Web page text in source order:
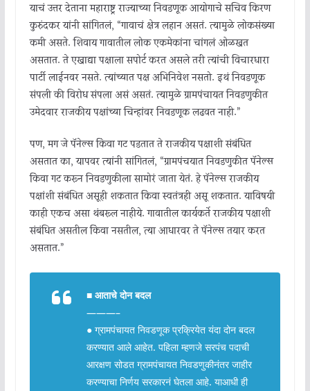
याचं उत्तर देताना महाराष्ट्र राज्याच्या निवडणूक आयोगाचे सचिव किरण
कुरुंदकर यांनी सांगितलं, “गावाचं क्षेत्र लहान असतं. त्यामुळे लोकसंख्या
कमी असते. शिवाय गावातील लोक एकमेकांना चांगलं ओळखत
असतात. ते एखाद्या पक्षाला सपोर्ट करत असले तरी त्यांची विचारधारा
पार्टी लाईनवर नसते. त्यांच्यात पक्ष अभिनिवेश नसतो. इथं निवडणूक
संपली की विरोध संपला असं असतं. त्यामुळे ग्रामपंचायत निवडणुकीत
उमेदवार राजकीय पक्षांच्या चिन्हांवर निवडणूक लढवत नाही.”
पण, मग जे पॅनेल्स किंवा गट पडतात ते राजकीय पक्षाशी संबंधित
असतात का, यापवर त्यांनी सांगितलं, “ग्रामपंचयात निवडणुकीत पॅनेल्स
किंवा गट करून निवडणुकीला सामोरं जाता येतं. हे पॅनेल्स राजकीय
पक्षांशी संबंधित असूही शकतात किंवा स्वतंत्रही असू शकतात. याविषयी
काही एकच असा थंबरूल नाहीये. गावातील कार्यकर्ते राजकीय पक्षाशी
संबंधित असतील किंवा नसतील, त्या आधारवर ते पॅनेल्स तयार करत
असतात.”
■ आताचे दोन बदल
———–
● ग्रामपंचायत निवडणूक प्रक्रियेत यंदा दोन बदल
करण्यात आले आहेत. पहिला म्हणजे सरपंच पदाची
आरक्षण सोडत ग्रामपंचायत निवडणुकीनंतर जाहीर
करण्याचा निर्णय सरकारनं घेतला आहे. याआधी ही